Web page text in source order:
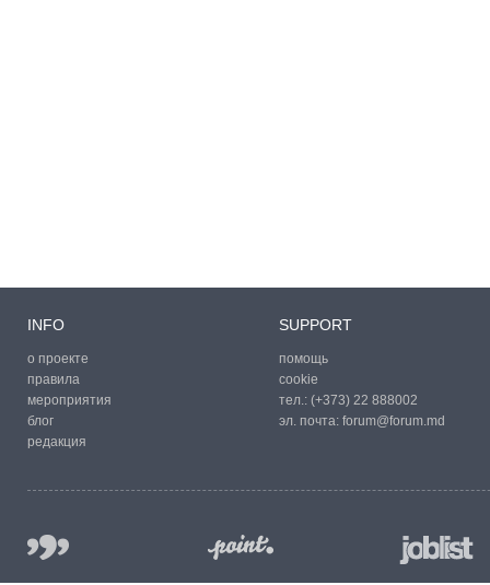
INFO
о проекте
правила
мероприятия
блог
редакция
SUPPORT
помощь
cookie
тел.: (+373) 22 888002
эл. почта: forum@forum.md